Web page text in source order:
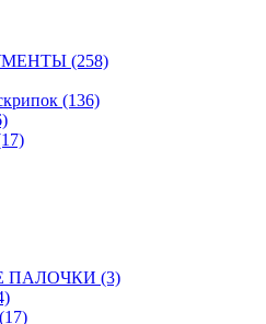
(258)
(136)
ПАЛОЧКИ (3)